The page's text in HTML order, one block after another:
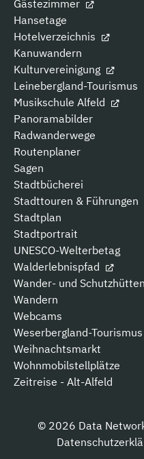
Gästezimmer
Hansetage
Hotelverzeichnis
Kanuwandern
Kulturvereinigung
Leinebergland-Tourismus
Musikschule Alfeld
Panoramabilder
Radwanderwege
Routenplaner
Sagen
Stadtbücherei
Stadttouren & Führungen
Stadtplan
Stadtportrait
UNESCO-Welterbetag
Walderlebnispfad
Wander- und Schutzhütten
Wandern
Webcams
Weserbergland-Tourismus
Weihnachtsmarkt
Wohnmobilstellplätze
Zeitreise - Alt-Alfeld
© 2026 Data